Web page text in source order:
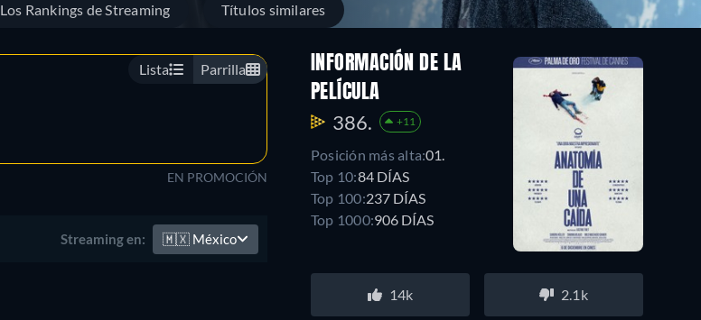
Los Rankings de Streaming Títulos similares
Lista Parrilla
EN PROMOCIÓN
Streaming en: 🇲🇽 México
INFORMACIÓN DE LA
PELÍCULA
386. +11
Posición más alta:01.
Top 10:84 DÍAS
Top 100:237 DÍAS
Top 1000:906 DÍAS
14k 2.1k